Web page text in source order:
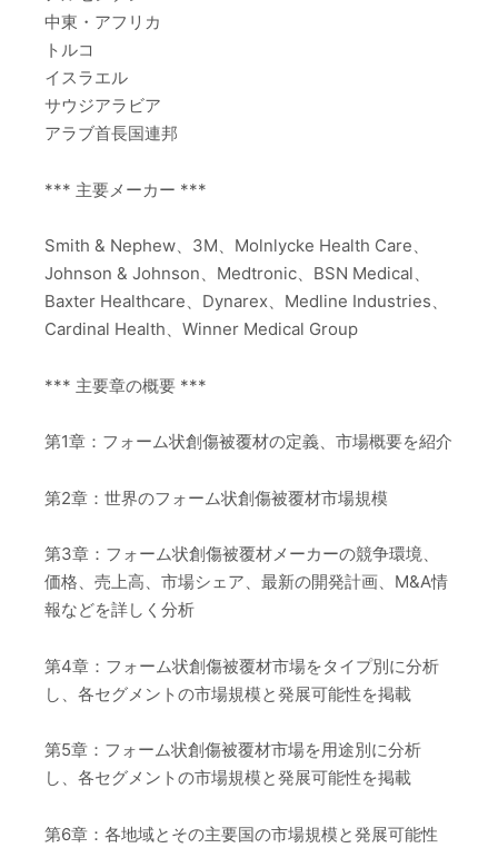
中東・アフリカ
トルコ
イスラエル
サウジアラビア
アラブ首長国連邦
*** 主要メーカー ***
Smith & Nephew、3M、Molnlycke Health Care、
Johnson & Johnson、Medtronic、BSN Medical、
Baxter Healthcare、Dynarex、Medline Industries、
Cardinal Health、Winner Medical Group
*** 主要章の概要 ***
第1章：フォーム状創傷被覆材の定義、市場概要を紹介
第2章：世界のフォーム状創傷被覆材市場規模
第3章：フォーム状創傷被覆材メーカーの競争環境、
価格、売上高、市場シェア、最新の開発計画、M&A情
報などを詳しく分析
第4章：フォーム状創傷被覆材市場をタイプ別に分析
し、各セグメントの市場規模と発展可能性を掲載
第5章：フォーム状創傷被覆材市場を用途別に分析
し、各セグメントの市場規模と発展可能性を掲載
第6章：各地域とその主要国の市場規模と発展可能性